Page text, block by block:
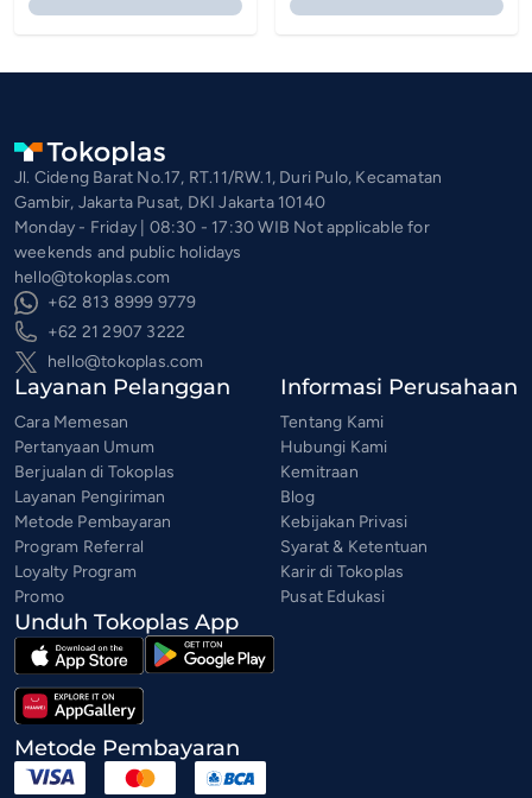
Jl. Cideng Barat No.17, RT.11/RW.1, Duri Pulo, Kecamatan
Gambir, Jakarta Pusat, DKI Jakarta 10140
Monday - Friday | 08:30 - 17:30 WIB Not applicable for
weekends and public holidays
hello@tokoplas.com
+62 813 8999 9779
+62 21 2907 3222
hello@tokoplas.com
Layanan Pelanggan
Cara Memesan
Pertanyaan Umum
Berjualan di Tokoplas
Layanan Pengiriman
Metode Pembayaran
Program Referral
Loyalty Program
Promo
Informasi Perusahaan
Tentang Kami
Hubungi Kami
Kemitraan
Blog
Kebijakan Privasi
Syarat & Ketentuan
Karir di Tokoplas
Pusat Edukasi
Unduh Tokoplas App
Metode Pembayaran